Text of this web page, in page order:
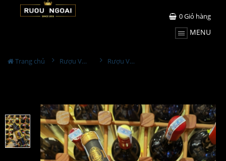
0Giỏ hàng
MENU
Trang chủ Rượu Vang Rượu Vang Tresor De Famille Bouey